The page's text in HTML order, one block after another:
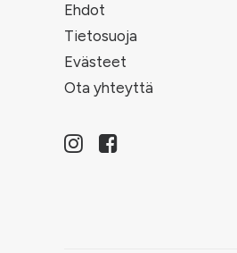
Ehdot
Tietosuoja
Evästeet
Ota yhteyttä